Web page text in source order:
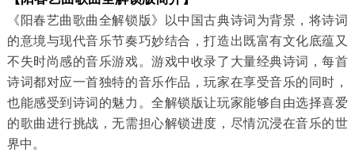
《阳春艺曲歌曲全解锁版》以中国古典诗词为背景，将诗词
的意境与现代音乐节奏巧妙结合，打造出既富有文化底蕴又
不失时尚感的音乐游戏。游戏中收录了大量经典诗词，每首
诗词都对应一首独特的音乐作品，玩家在享受音乐的同时，
也能感受到诗词的魅力。全解锁版让玩家能够自由选择喜爱
的歌曲进行挑战，无需担心解锁进度，尽情沉浸在音乐的世
界中。